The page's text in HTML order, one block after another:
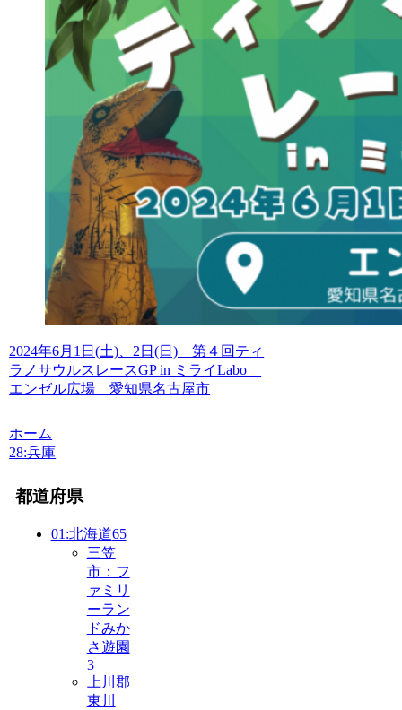
2024年6月1日(土)、2日(日) 第４回ティ
ラノサウルスレースGP in ミライLabo
エンゼル広場 愛知県名古屋市
ホーム
28:兵庫
都道府県
01:北海道65
三笠
市：フ
ァミリ
ーラン
ドみか
さ遊園
3
上川郡
東川